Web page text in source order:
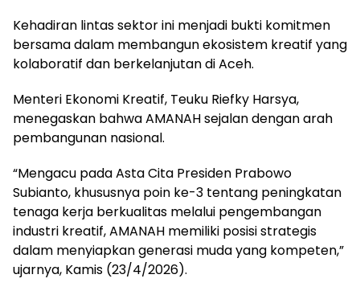
Kehadiran lintas sektor ini menjadi bukti komitmen
bersama dalam membangun ekosistem kreatif yang
kolaboratif dan berkelanjutan di Aceh.
Menteri Ekonomi Kreatif, Teuku Riefky Harsya,
menegaskan bahwa AMANAH sejalan dengan arah
pembangunan nasional.
“Mengacu pada Asta Cita Presiden Prabowo
Subianto, khususnya poin ke-3 tentang peningkatan
tenaga kerja berkualitas melalui pengembangan
industri kreatif, AMANAH memiliki posisi strategis
dalam menyiapkan generasi muda yang kompeten,”
ujarnya, Kamis (23/4/2026).